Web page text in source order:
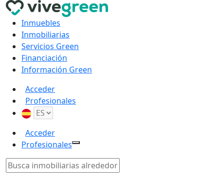
Inmuebles
Inmobiliarias
Servicios Green
Financiación
Información Green
Acceder
Profesionales
Acceder
Profesionales